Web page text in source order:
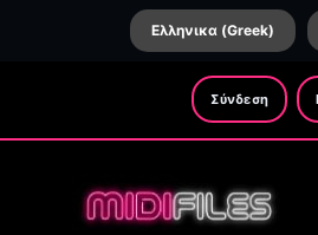
Ελληνικα (Greek)
Σύνδεση